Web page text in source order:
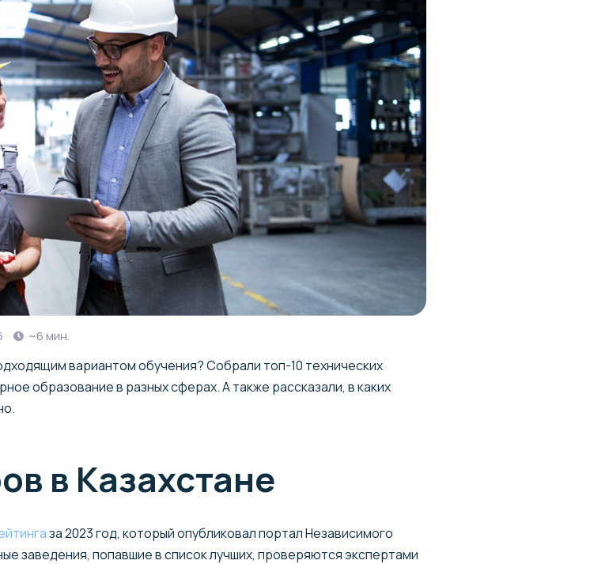
~6 мин.
вариантом обучения? Собрали топ-10 технических
образование в разных сферах. А также рассказали, в каких
в Казахстане
за 2023 год, который опубликовал портал Независимого
заведения, попавшие в список лучших, проверяются экспертами